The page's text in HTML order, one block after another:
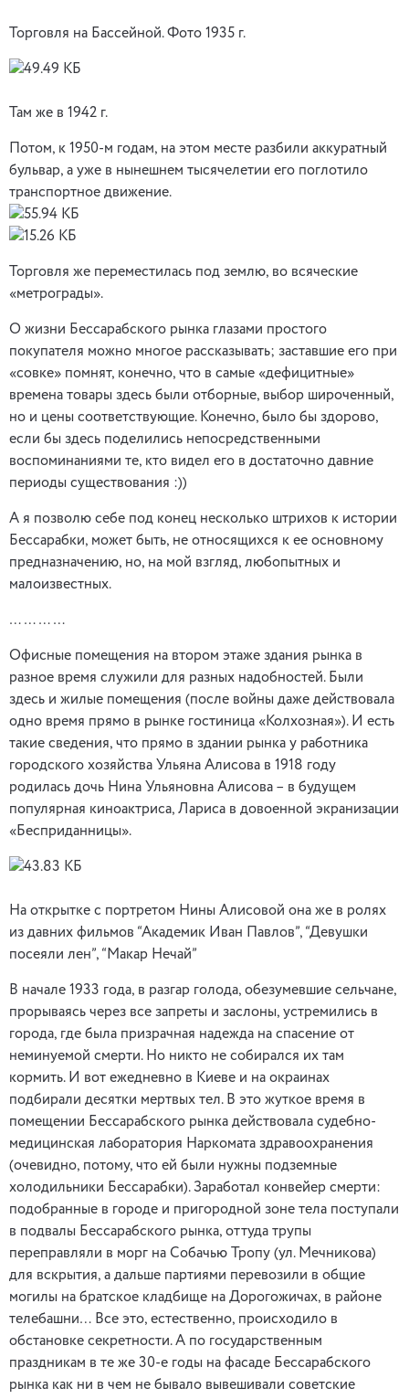
Торговля на Бассейной. Фото 1935 г.
Там же в 1942 г.
Потом, к 1950-м годам, на этом месте разбили аккуратный
бульвар, а уже в нынешнем тысячелетии его поглотило
транспортное движение.
Торговля же переместилась под землю, во всяческие
«метрограды».
О жизни Бессарабского рынка глазами простого
покупателя можно многое рассказывать; заставшие его при
«совке» помнят, конечно, что в самые «дефицитные»
времена товары здесь были отборные, выбор широченный,
но и цены соответствующие. Конечно, было бы здорово,
если бы здесь поделились непосредственными
воспоминаниями те, кто видел его в достаточно давние
периоды существования :))
А я позволю себе под конец несколько штрихов к истории
Бессарабки, может быть, не относящихся к ее основному
предназначению, но, на мой взгляд, любопытных и
малоизвестных.
…………
Офисные помещения на втором этаже здания рынка в
разное время служили для разных надобностей. Были
здесь и жилые помещения (после войны даже действовала
одно время прямо в рынке гостиница «Колхозная»). И есть
такие сведения, что прямо в здании рынка у работника
городского хозяйства Ульяна Алисова в 1918 году
родилась дочь Нина Ульяновна Алисова – в будущем
популярная киноактриса, Лариса в довоенной экранизации
«Бесприданницы».
На открытке с портретом Нины Алисовой она же в ролях
из давних фильмов “Академик Иван Павлов”, “Девушки
посеяли лен”, “Макар Нечай”
В начале 1933 года, в разгар голода, обезумевшие сельчане,
прорываясь через все запреты и заслоны, устремились в
города, где была призрачная надежда на спасение от
неминуемой смерти. Но никто не собирался их там
кормить. И вот ежедневно в Киеве и на окраинах
подбирали десятки мертвых тел. В это жуткое время в
помещении Бессарабского рынка действовала судебно-
медицинская лаборатория Наркомата здравоохранения
(очевидно, потому, что ей были нужны подземные
холодильники Бессарабки). Заработал конвейер смерти:
подобранные в городе и пригородной зоне тела поступали
в подвалы Бессарабского рынка, оттуда трупы
переправляли в морг на Собачью Тропу (ул. Мечникова)
для вскрытия, а дальше партиями перевозили в общие
могилы на братское кладбище на Дорогожичах, в районе
телебашни… Все это, естественно, происходило в
обстановке секретности. А по государственным
праздникам в те же 30-е годы на фасаде Бессарабского
рынка как ни в чем не бывало вывешивали советские